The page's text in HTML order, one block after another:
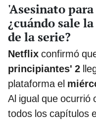
'Asesinato
¿cuándo sale
de la serie?
Netflix confirmó
principiantes' 2
plataforma el
Al igual que ocurrió
todos los capítulos